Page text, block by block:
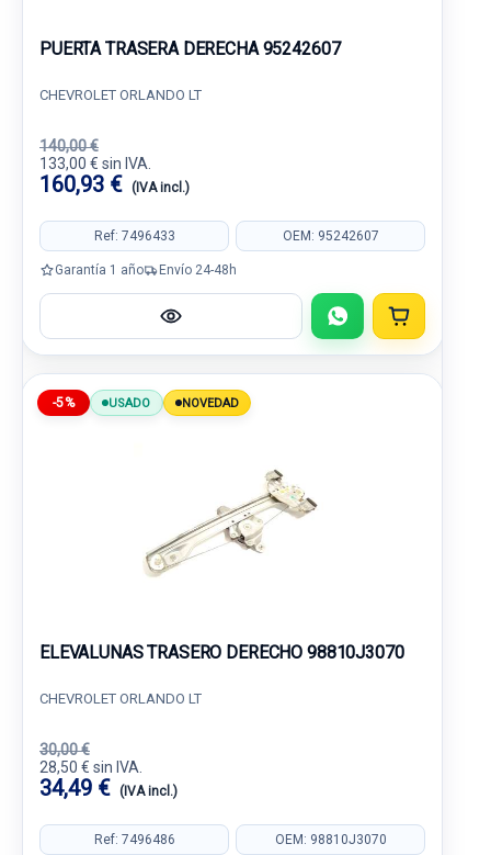
PUERTA TRASERA DERECHA 95242607
CHEVROLET ORLANDO LT
140,00 €
133,00 € sin IVA.
160,93 € (IVA incl.)
Ref: 7496433 OEM: 95242607
Garantía 1 año Envío 24-48h
-5% USADO NOVEDAD
ELEVALUNAS TRASERO DERECHO 98810J3070
CHEVROLET ORLANDO LT
30,00 €
28,50 € sin IVA.
34,49 € (IVA incl.)
Ref: 7496486 OEM: 98810J3070